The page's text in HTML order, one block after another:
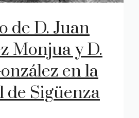
de D. Juan
Monjua y D.
en la
de Sigüenza